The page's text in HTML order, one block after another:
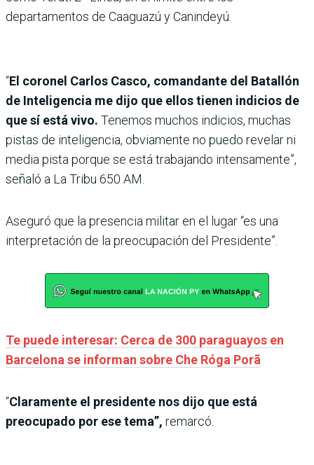
departamentos de Caaguazú y Canindeyú.
“El coronel Carlos Casco, comandante del Batallón
de Inteligencia me dijo que ellos tienen indicios de
que sí está vivo. Tenemos muchos indicios, muchas
pistas de inteligencia, obviamente no puedo revelar ni
media pista porque se está trabajando intensamente”,
señaló a La Tribu 650 AM.
Aseguró que la presencia militar en el lugar “es una
interpretación de la preocupación del Presidente”.
Te puede interesar: Cerca de 300 paraguayos en
Barcelona se informan sobre Che Róga Porã
“Claramente el presidente nos dijo que está
preocupado por ese tema”, remarcó.